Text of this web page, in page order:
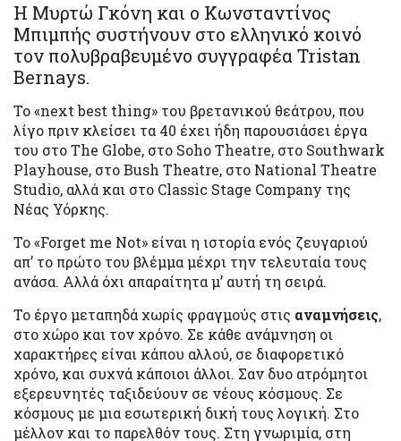
Η Μυρτώ Γκόνη και ο Κωνσταντίνος
Μπιμπής συστήνουν στο ελληνικό κοινό
τον πολυβραβευμένο συγγραφέα Tristan
Bernays.
Το «next best thing» του βρετανικού θεάτρου, που
λίγο πριν κλείσει τα 40 έχει ήδη παρουσιάσει έργα
του στο The Globe, στο Soho Theatre, στο Southwark
Playhouse, στο Bush Theatre, στο National Theatre
Studio, αλλά και στο Classic Stage Company της
Νέας Υόρκης.
Το «Forget me Not» είναι η ιστορία ενός ζευγαριού
απ’ το πρώτο του βλέμμα μέχρι την τελευταία τους
ανάσα. Αλλά όχι απαραίτητα μ’ αυτή τη σειρά.
Το έργο μεταπηδά χωρίς φραγμούς στις αναμνήσεις,
στο χώρο και τον χρόνο. Σε κάθε ανάμνηση οι
χαρακτήρες είναι κάπου αλλού, σε διαφορετικό
χρόνο, και συχνά κάποιοι άλλοι. Σαν δυο ατρόμητοι
εξερευνητές ταξιδεύουν σε νέους κόσμους. Σε
κόσμους με μια εσωτερική δική τους λογική. Στο
μέλλον και το παρελθόν τους. Στη γνωριμία, στη